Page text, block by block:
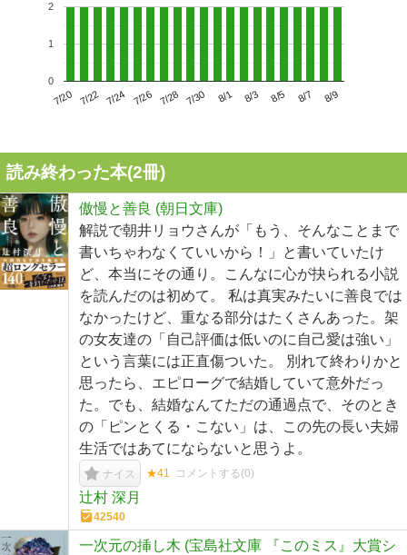
7/20 7/22 7/24 7/26 7/28 7/30 8/1 8/3 8/5 8/7 8/9
0
1
2
読み終わった本(2冊)
傲慢と善良 (朝日文庫)
解説で朝井リョウさんが「もう、そんなことまで
書いちゃわなくていいから！」と書いていたけ
ど、本当にその通り。こんなに心が抉られる小説
を読んだのは初めて。 私は真実みたいに善良では
なかったけど、重なる部分はたくさんあった。架
の女友達の「自己評価は低いのに自己愛は強い」
という言葉には正直傷ついた。 別れて終わりかと
思ったら、エピローグで結婚していて意外だっ
た。でも、結婚なんてただの通過点で、そのとき
の「ピンとくる・こない」は、この先の長い夫婦
生活ではあてにならないと思うよ。
ナイス ★41 コメントする(0)
辻村 深月
42540
一次元の挿し木 (宝島社文庫 『このミス』大賞シ